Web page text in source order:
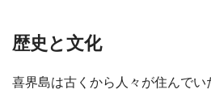
歴史と文化
喜界島は古くから人々が住んで